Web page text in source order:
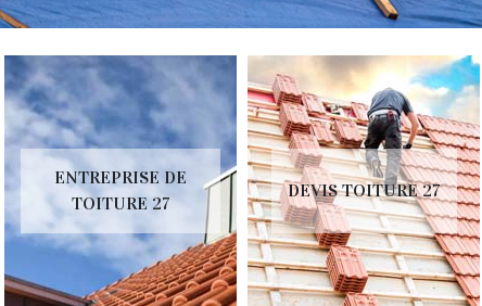
ENTREPRISE DE
TOITURE 27
DEVIS TOITURE 27